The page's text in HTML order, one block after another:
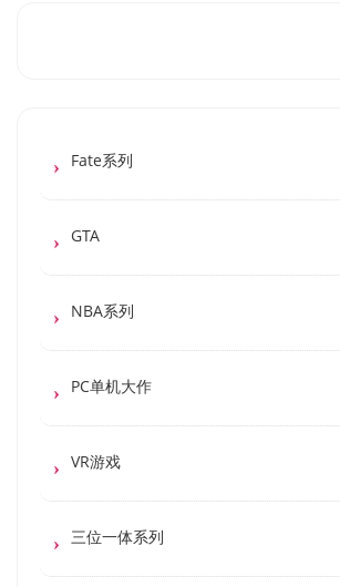
Fate系列
GTA
NBA系列
PC单机大作
VR游戏
三位一体系列